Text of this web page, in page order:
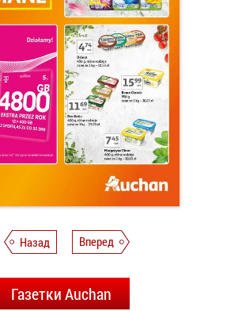
Назад Вперед
Газетки Auchan